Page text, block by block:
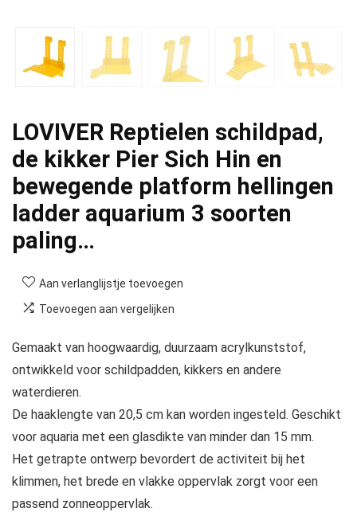
LOVIVER Reptielen schildpad,
de kikker Pier Sich Hin en
bewegende platform hellingen
ladder aquarium 3 soorten
paling…
Aan verlanglijstje toevoegen
Toevoegen aan vergelijken
Gemaakt van hoogwaardig, duurzaam acrylkunststof,
ontwikkeld voor schildpadden, kikkers en andere
waterdieren.
De haaklengte van 20,5 cm kan worden ingesteld. Geschikt
voor aquaria met een glasdikte van minder dan 15 mm.
Het getrapte ontwerp bevordert de activiteit bij het
klimmen, het brede en vlakke oppervlak zorgt voor een
passend zonneoppervlak.